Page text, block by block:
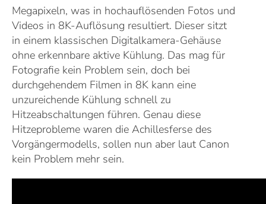
Megapixeln, was in hochauflösenden Fotos und
Videos in 8K-Auflösung resultiert. Dieser sitzt
in einem klassischen Digitalkamera-Gehäuse
ohne erkennbare aktive Kühlung. Das mag für
Fotografie kein Problem sein, doch bei
durchgehendem Filmen in 8K kann eine
unzureichende Kühlung schnell zu
Hitzeabschaltungen führen. Genau diese
Hitzeprobleme waren die Achillesferse des
Vorgängermodells, sollen nun aber laut Canon
kein Problem mehr sein.